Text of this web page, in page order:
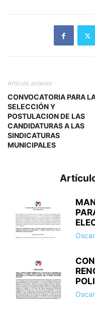
Artículo anterior
CONVOCATORIA PARA
SELECCIÓN Y
POSTULACION DE LAS
CANDIDATURAS A LAS
SINDICATURAS
MUNICIPALES